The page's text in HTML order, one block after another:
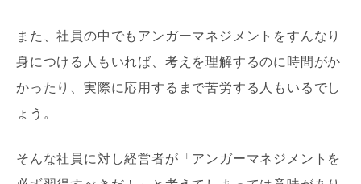
また、社員の中でもアンガーマネジメントをすんなり
身につける人もいれば、考えを理解するのに時間がか
かったり、実際に応用するまで苦労する人もいるでし
ょう。
そんな社員に対し経営者が「アンガーマネジメントを